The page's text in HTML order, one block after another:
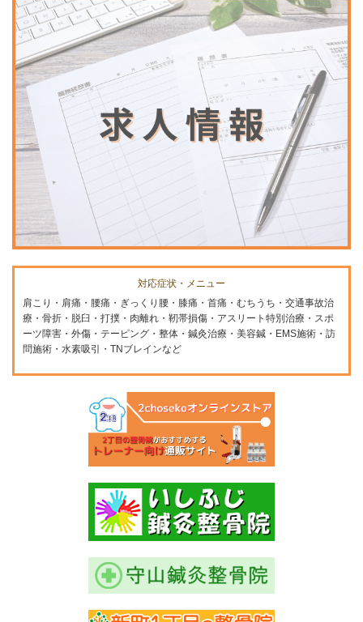
対応症状・メニュー
肩こり・肩痛・腰痛・ぎっくり腰・膝痛・首痛・むちうち・交通事故治
療・骨折・脱臼・打撲・肉離れ・靭帯損傷・アスリート特別治療・スポ
ーツ障害・外傷・テーピング・整体・鍼灸治療・美容鍼・EMS施術・訪
問施術・水素吸引・TNブレインなど